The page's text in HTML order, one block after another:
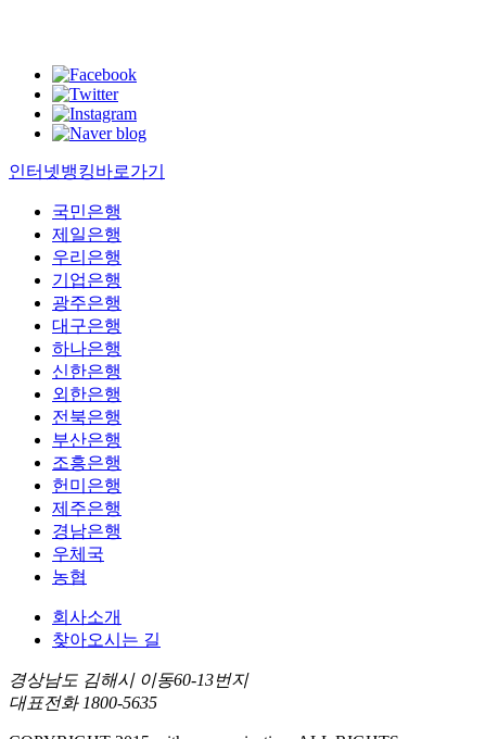
인터넷뱅킹바로가기
국민은행
제일은행
우리은행
기업은행
광주은행
대구은행
하나은행
신한은행
외한은행
전북은행
부산은행
조흥은행
헌미은행
제주은행
경남은행
우체국
농협
회사소개
찾아오시는 길
경상남도 김해시 이동60-13번지
대표전화 1800-5635